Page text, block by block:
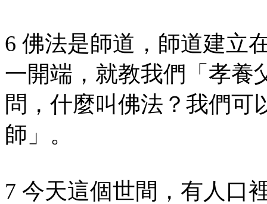
6 佛法是師道，師道建立
一開端，就教我們「孝養
問，什麼叫佛法？我們可
師」。
7 今天這個世間，有人口